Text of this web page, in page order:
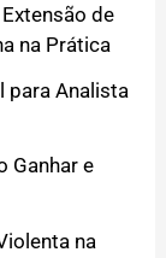
de
na Prática
para Analista
Ganhar e
na